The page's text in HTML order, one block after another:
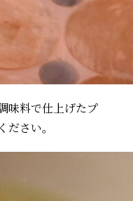
味料で仕上げたプ
さい。